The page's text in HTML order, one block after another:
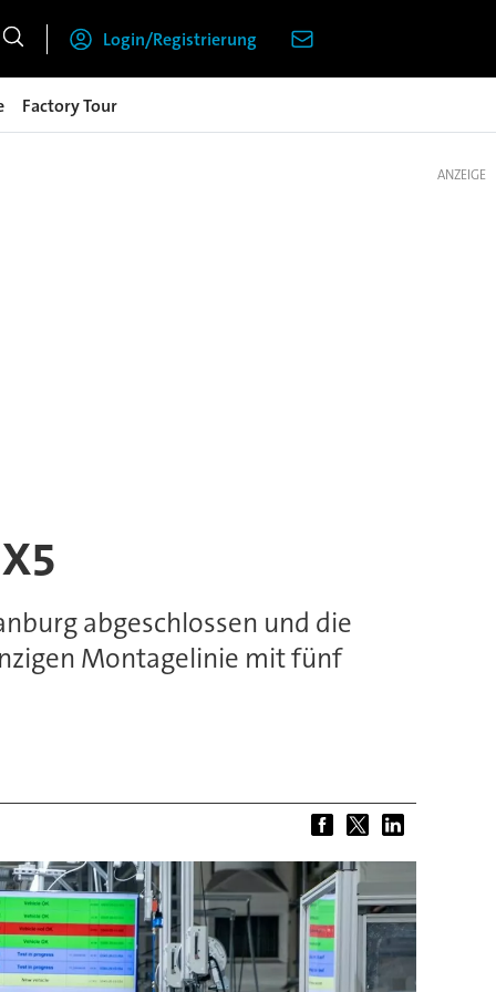
Login/Registrierung
Factory Tour
abgeschlossen und die
Montagelinie mit fünf
ANZEIGE